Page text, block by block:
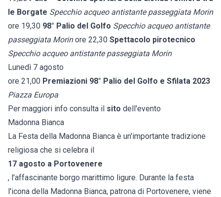
le Borgate Specchio acqueo antistante passeggiata Morin
ore 19,30 98° Palio del Golfo Specchio acqueo antistante
passeggiata Morinore 22,30 Spettacolo pirotecnico
Specchio acqueo antistante passeggiata Morin
Lunedì 7 agosto
ore 21,00 Premiazioni 98° Palio del Golfo e Sfilata 2023
Piazza Europa
Per maggiori info consulta il sito dell'evento
Madonna Bianca
La Festa della Madonna Bianca è un'importante tradizione
religiosa che si celebra il
17 agosto a Portovenere
, l'affascinante borgo marittimo ligure. Durante la festa
l'icona della Madonna Bianca, patrona di Portovenere, viene